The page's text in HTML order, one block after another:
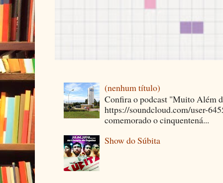
(nenhum título)
Confira o podcast "Muito Além
https://soundcloud.com/user-
comemorado o cinquentená...
Show do Súbita